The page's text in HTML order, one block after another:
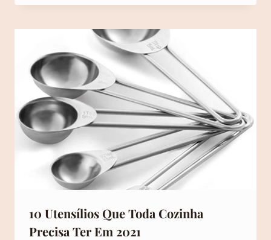
10 Utensílios Que Toda Cozinha
Precisa Ter Em 2021